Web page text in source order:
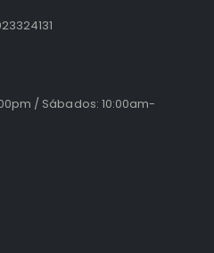
/ Sábados: 10:00am-